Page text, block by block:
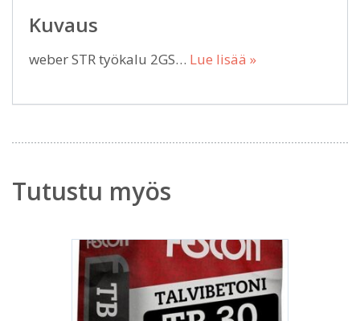
Kuvaus
weber STR työkalu 2GS… Lue lisää »
Tutustu myös